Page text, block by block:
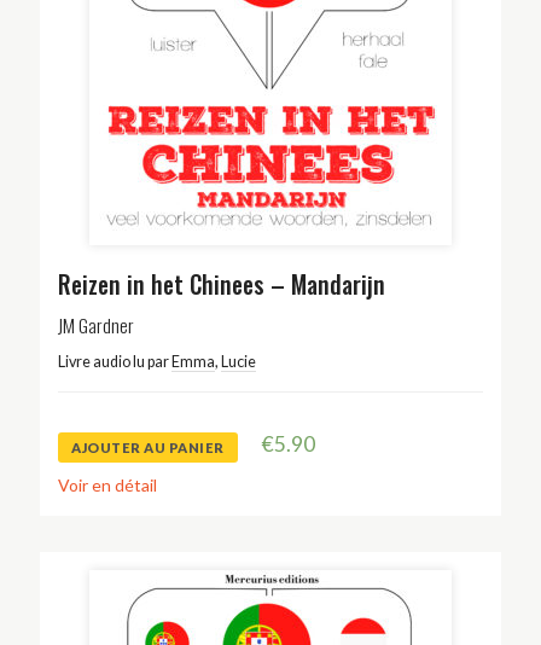
Reizen in het Chinees – Mandarijn
JM Gardner
Livre audio lu par Emma, Lucie
AJOUTER AU PANIER €5.90
Voir en détail